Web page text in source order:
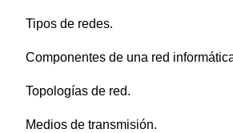
Tipos de redes.
Componentes de una red
Topologías de red.
Medios de transmisión.